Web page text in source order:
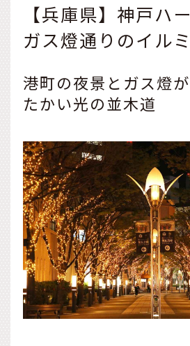
【兵庫県】神戸ハ
ガス燈通りのイル
港町の夜景とガス燈
たかい光の並木道